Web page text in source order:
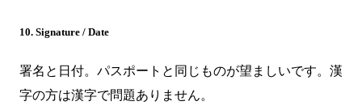
10. Signature / Date
署名と日付。パスポートと同じものが望ましいです。漢
字の方は漢字で問題ありません。